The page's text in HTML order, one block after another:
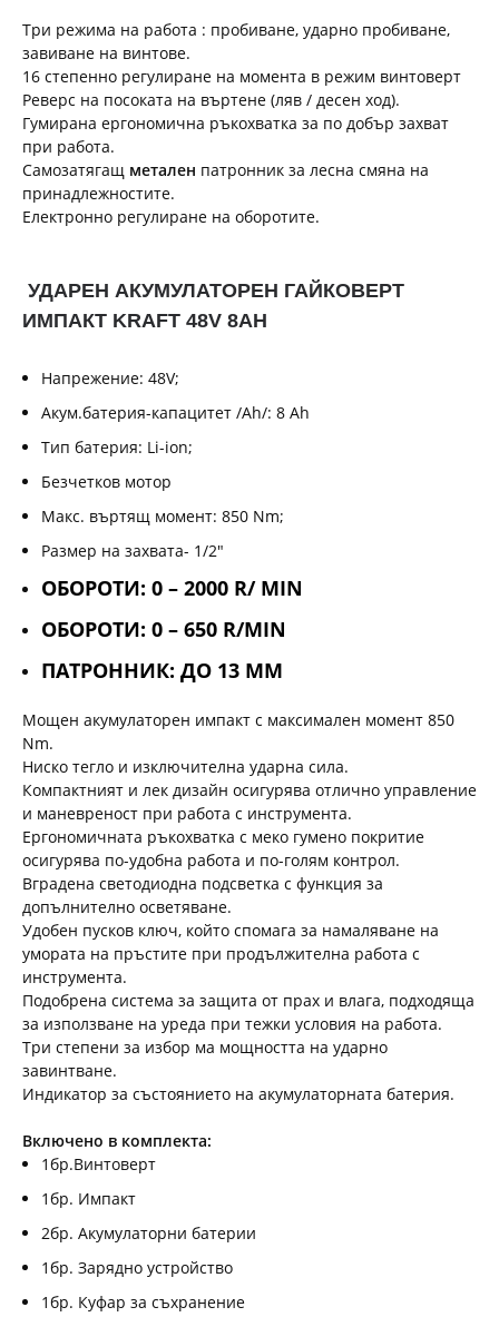
Три режима на работа : пробиване, ударно пробиване,
завиване на винтове.
16 степенно регулиране на момента в режим винтоверт
Реверс на посоката на въртене (ляв / десен ход).
Гумирана ергономична ръкохватка за по добър захват
при работа.
Самозатягащ метален патронник за лесна смяна на
принадлежностите.
Електронно регулиране на оборотите.
УДАРЕН АКУМУЛАТОРЕН ГАЙКОВЕРТ
ИМПАКТ KRAFT 48V 8AH
Напрежение: 48V;
Акум.батерия-капацитет /Ah/: 8 Ah
Тип батерия: Li-ion;
Безчетков мотор
Макс. въртящ момент: 850 Nm;
Размер на захвата- 1/2″
ОБОРОТИ: 0 – 2000 R/ MIN
ОБОРОТИ: 0 – 650 R/MIN
ПАТРОННИК: ДО 13 ММ
Мощен акумулаторен импакт с максимален момент 850
Nm.
Ниско тегло и изключителна ударна сила.
Компактният и лек дизайн осигурява отлично управление
и маневреност при работа с инструмента.
Ергономичната ръкохватка с меко гумено покритие
осигурява по-удобна работа и по-голям контрол.
Вградена светодиодна подсветка с функция за
допълнително осветяване.
Удобен пусков ключ, който спомага за намаляване на
умората на пръстите при продължителна работа с
инструмента.
Подобрена система за защита от прах и влага, подходяща
за използване на уреда при тежки условия на работа.
Три степени за избор ма мощността на ударно
завинтване.
Индикатор за състоянието на акумулаторната батерия.
Включено в комплекта:
1бр.Винтоверт
1бр. Импакт
2бр. Акумулаторни батерии
1бр. Зарядно устройство
1бр. Куфар за съхранение